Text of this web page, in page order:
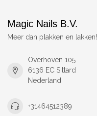
Magic Nails B.V.
Meer dan plakken en lakken!
Overhoven 105
6136 EC Sittard
Nederland
+31464512389